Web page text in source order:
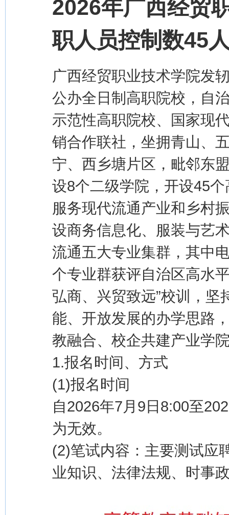
2026年广西经贸
职人员控制数45
广西经贸职业技术学院发
公办全日制高职院校，自
示范性高职院校、国家现
销合作联社，坐拥青山、
宁、西乡塘片区，毗邻东
设8个二级学院，开设45
服务现代流通产业和乡村
设商务信息化、服装与艺
流通五大专业集群，其中
个专业群获评自治区高水
弘商、兴贸致远”校训，
能、开放发展的办学思路
教融合、校企共建产业学
1.报名时间、方式
(1)报名时间
自2026年7月9日8:00至
为无效。
(2)笔试内容：主要测试应
业知识、法律法规、时事